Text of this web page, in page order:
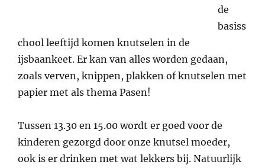
de
basiss
chool leeftijd komen knutselen in de
ijsbaankeet. Er kan van alles worden gedaan,
zoals verven, knippen, plakken of knutselen met
papier met als thema Pasen!
Tussen 13.30 en 15.00 wordt er goed voor de
kinderen gezorgd door onze knutsel moeder,
ook is er drinken met wat lekkers bij. Natuurlijk